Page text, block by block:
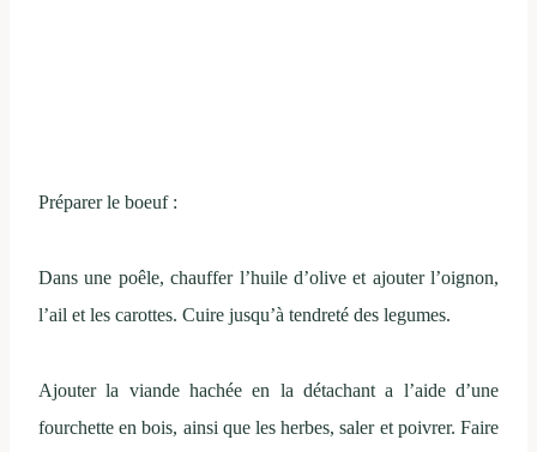
Préparer le boeuf :
Dans une poêle, chauffer l’huile d’olive et ajouter l’oignon,
l’ail et les carottes. Cuire jusqu’à tendreté des legumes.
Ajouter la viande hachée en la détachant a l’aide d’une
fourchette en bois, ainsi que les herbes, saler et poivrer. Faire